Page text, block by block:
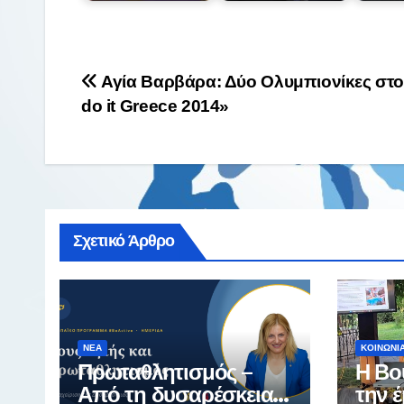
Πλοήγηση
Αγία Βαρβάρα: Δύο Ολυμπιονίκες στο
do it Greece 2014»
Σχετικό Άρθρο
ΝΈΑ
Πρωταθλητισμός –
Από τη δυσαρέσκεια
Η
την